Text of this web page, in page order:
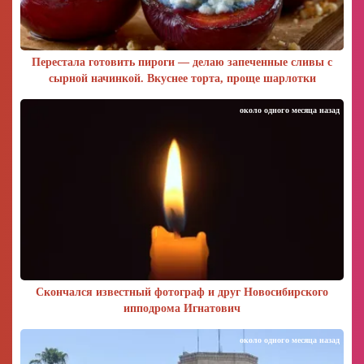
Перестала готовить пироги — делаю запеченные сливы с
сырной начинкой. Вкуснее торта, проще шарлотки
Скончался известный фотограф и друг Новосибирского
ипподрома Игнатович
около одного месяца назад
около одного месяца назад